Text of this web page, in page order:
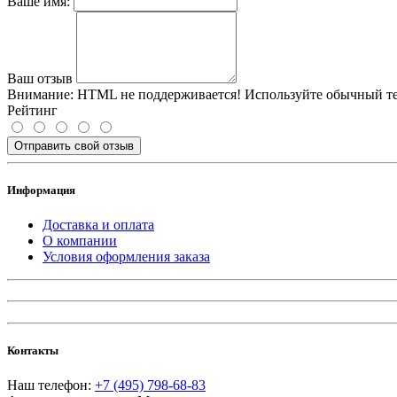
Ваш отзыв
Внимание: HTML не поддерживается! Используйте обычный
Рейтинг
Отправить свой отзыв
Информация
Доставка и оплата
О компании
Условия оформления заказа
Контакты
Наш телефон: +7 (495) 798-68-83